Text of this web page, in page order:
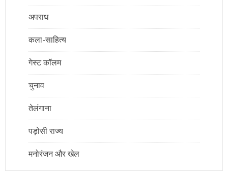
अपराध
कला-साहित्य
गेस्ट कॉलम
चुनाव
तेलंगाना
पड़ोसी राज्य
मनोरंजन और खेल